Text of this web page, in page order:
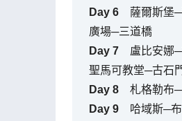
Day 6
薩爾斯堡
廣場─三道橋
Day 7
盧比安娜
聖馬可教堂─古石
Day 8
札格勒布
Day 9
哈域斯─